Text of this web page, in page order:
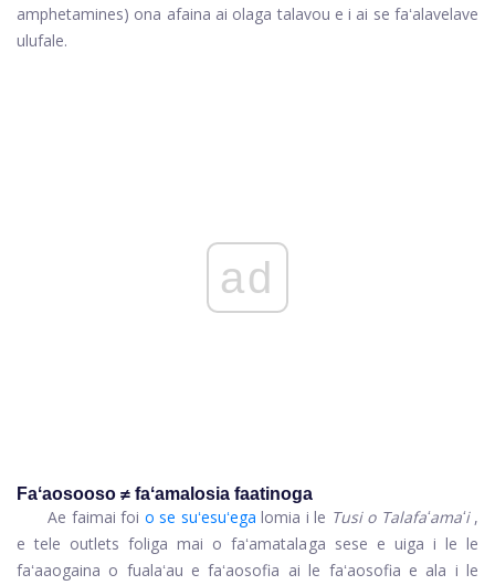
amphetamines) ona afaina ai olaga talavou e i ai se faʻalavelave
ulufale.
ad
Faʻaosooso ≠ faʻamalosia faatinoga
Ae faimai foi o se suʻesuʻega lomia i le Tusi o Talafaʻamaʻi,
e tele outlets foliga mai o faʻamatalaga sese e uiga i le le
faʻaaogaina o fualaʻau e faʻaosofia ai le faʻaosofia e ala i le